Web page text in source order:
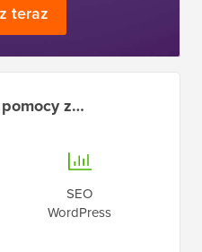
teraz
z…
SEO
WordPress